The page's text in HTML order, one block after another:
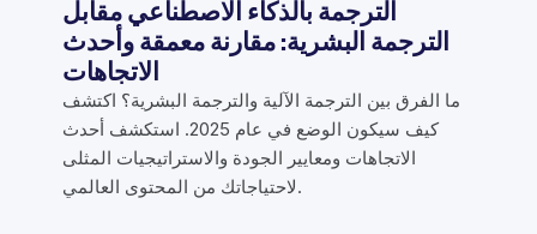
الترجمة بالذكاء الاصطناعي مقابل
الترجمة البشرية: مقارنة معمقة وأحدث
الاتجاهات
ما الفرق بين الترجمة الآلية والترجمة البشرية؟ اكتشف
كيف سيكون الوضع في عام 2025. استكشف أحدث
الاتجاهات ومعايير الجودة والاستراتيجيات المثلى
لاحتياجاتك من المحتوى العالمي.